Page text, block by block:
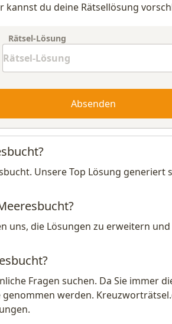
kannst du deine Rätsellösung
Rätsel-Lösung
Absenden
Unsere Top Lösung generiert
uns, die Lösungen zu erweitern
Fragen suchen. Da Sie immer
werden.